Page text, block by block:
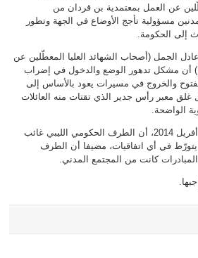
عن العمل بمعتمدية بن قردان من
مدنين مسؤولية تأجج الأوضاع في الجهة وتطور
إلى الحكومة.
الجمل (أصحاب الشهائد العليا المعطّلين عن
أن مشكل تدهور الوضع والدخول في إضراب
والخروج في مسيرات يعود بالأساس إلى
غلق معبر رأس جدير الذي تقتات منه العائلات
الواضحة.
وأكّد الجمل في مداخلة له على “شمس أف أم” اليوم الخميس 03 أفريل 2014، أن الطرف الحكومي الليبي غائب
في أي اتفاقيات، مضيفا أن الطرف
كانت من المجتمع المدني.